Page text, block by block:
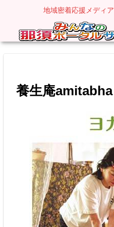
地域密着応援メディア
養生庵amitabha